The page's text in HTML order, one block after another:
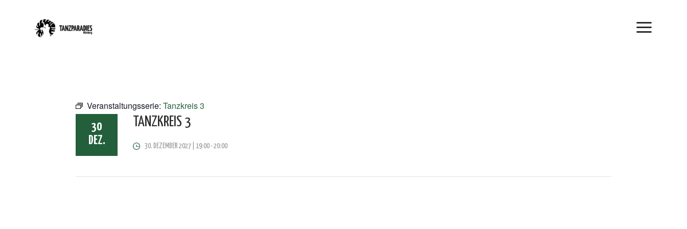
Veranstaltungsserie: Tanzkreis 3
30
DEZ.
TANZKREIS 3
30. DEZEMBER 2027 | 19:00-20:00